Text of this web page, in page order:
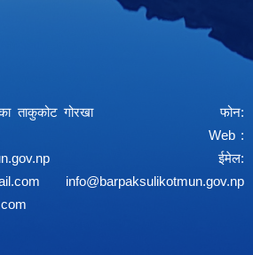
ताकुकोट गोरखा फोन:
Web :
ईमेल:
info@barpaksulikotmun.gov.np